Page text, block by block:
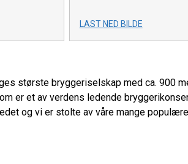
LAST NED BILDE
største bryggeriselskap med ca. 900
er et av verdens ledende
og vi er stolte av våre mange